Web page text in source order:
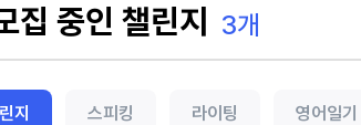
집 중인 챌린지 3개
지 스피킹 라이팅 영어일기